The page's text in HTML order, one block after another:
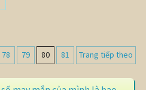
78 79 80 81 Trang tiếp theo